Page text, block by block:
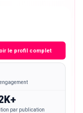
le profil complet
par publication